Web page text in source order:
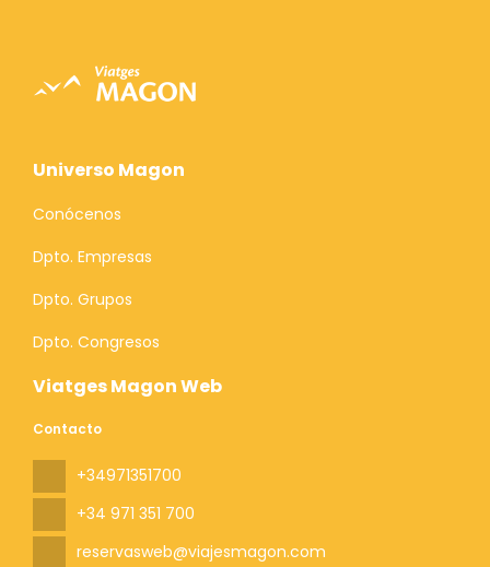
Viatges Magon Web
Contacto
+34971351700
+34 971 351 700
reservasweb@viajesmagon.com
Universo Magon
Conócenos
Dpto. Empresas
Dpto. Grupos
Dpto. Congresos